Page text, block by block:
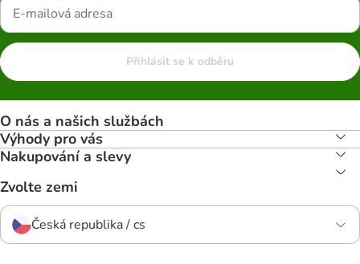
Přihlásit se k odběru
O nás a našich službách
Výhody pro vás
Nakupování a slevy
Zvolte zemi
Česká republika / cs